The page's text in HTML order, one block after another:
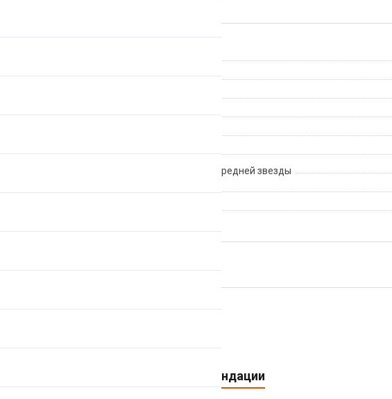
Производитель
Группа компонентов
Количество зубов
Количество скоростей для передней звезды
Персональные рекомендации